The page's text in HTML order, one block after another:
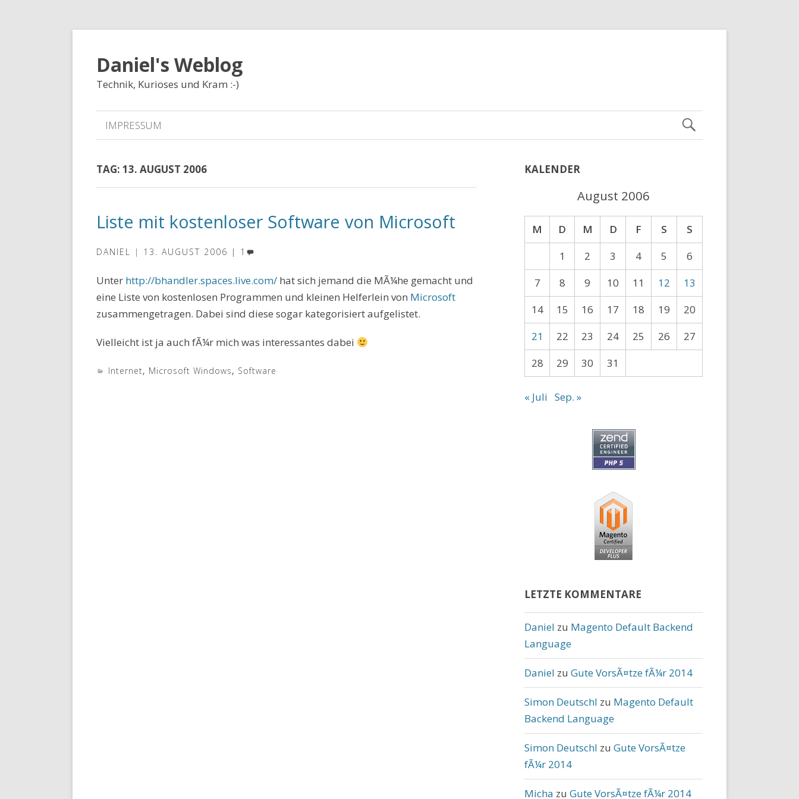
Daniel's Weblog
Technik, Kurioses und Kram :-)
IMPRESSUM
TAG: 13. AUGUST 2006
Liste mit kostenloser Software von Microsoft
DANIEL 13. AUGUST 2006 1
Unter http://bhandler.spaces.live.com/ hat sich jemand die MÃ¼he gemacht und
eine Liste von kostenlosen Programmen und kleinen Helferlein von Microsoft
zusammengetragen. Dabei sind diese sogar kategorisiert aufgelistet.
Vielleicht ist ja auch fÃ¼r mich was interessantes dabei
Internet, Microsoft Windows, Software
KALENDER
August 2006
M D M D F S
S
1
2 3 4 5
6
7
8 9 10 11 12
13
14
15 16 17 18 19
20
21
22 23 24 25 26
27
28
29 30 31
« Juli Sep. »
LETZTE KOMMENTARE
Daniel zu Magento Default Backend
Language
Daniel zu Gute VorsÃ¤tze fÃ¼r 2014
Simon Deutschl zu Magento Default
Backend Language
Simon Deutschl zu Gute VorsÃ¤tze
fÃ¼r 2014
Micha zu Gute VorsÃ¤tze fÃ¼r 2014